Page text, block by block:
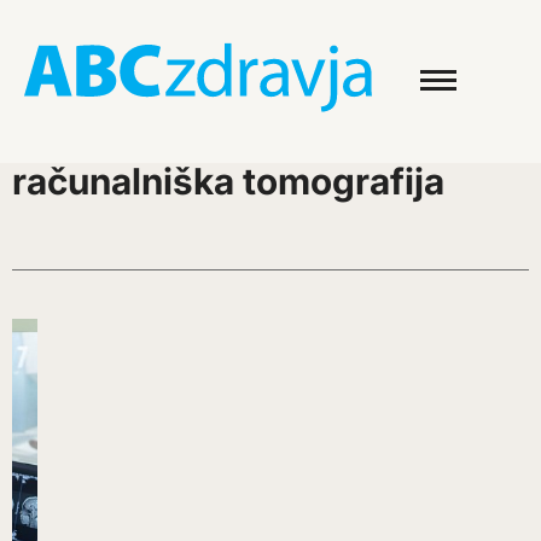
računalniška tomografija